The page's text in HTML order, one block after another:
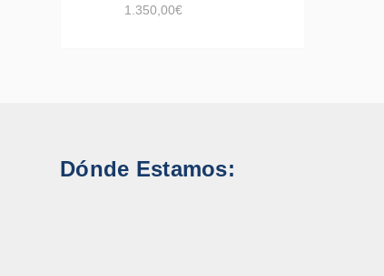
1.350,00€
Dónde Estamos: